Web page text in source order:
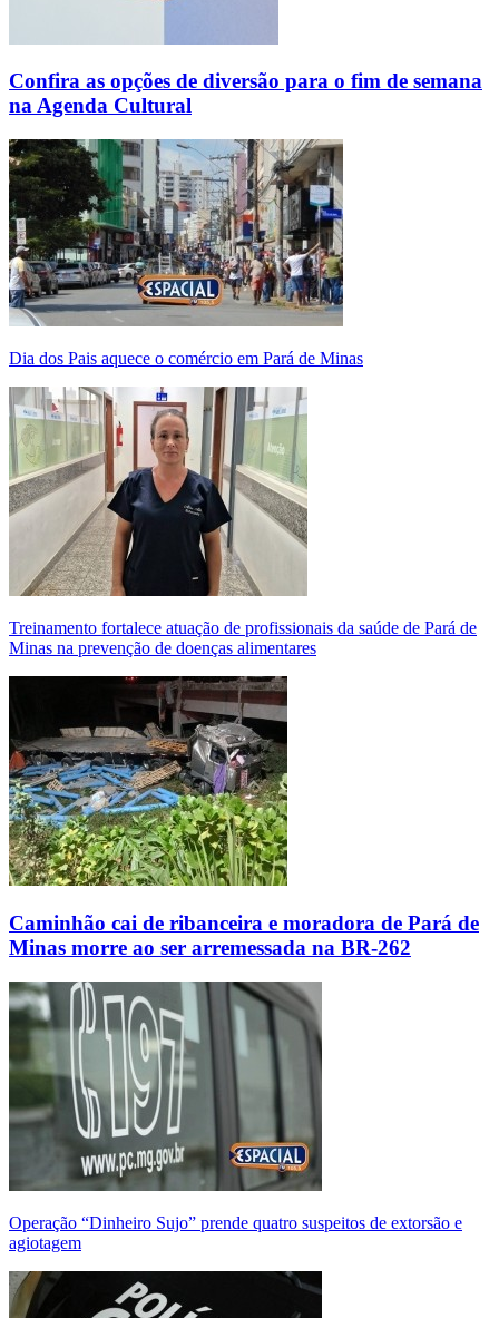
Confira as opções de diversão para o fim de semana
na Agenda Cultural
Dia dos Pais aquece o comércio em Pará de Minas
Treinamento fortalece atuação de profissionais da saúde de Pará de
Minas na prevenção de doenças alimentares
Caminhão cai de ribanceira e moradora de Pará de
Minas morre ao ser arremessada na BR-262
Operação “Dinheiro Sujo” prende quatro suspeitos de extorsão e
agiotagem